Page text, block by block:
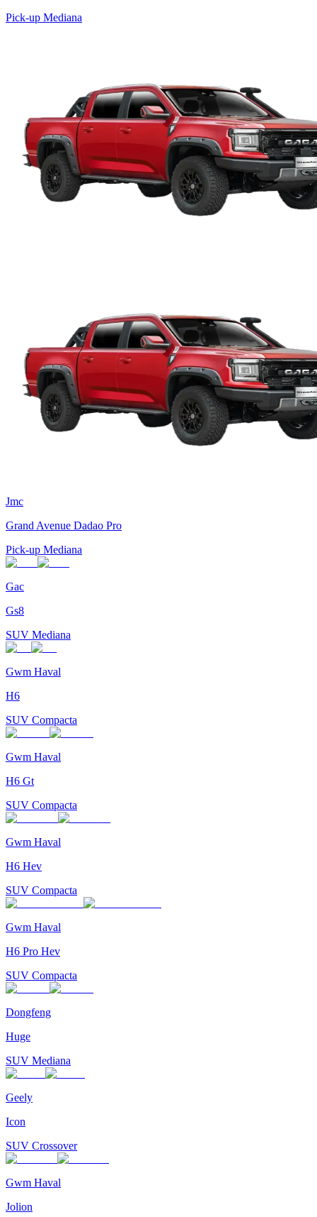
Pick-up Mediana
Jmc
Grand Avenue Dadao Pro
Pick-up Mediana
Gac
Gs8
SUV Mediana
Gwm Haval
H6
SUV Compacta
Gwm Haval
H6 Gt
SUV Compacta
Gwm Haval
H6 Hev
SUV Compacta
Gwm Haval
H6 Pro Hev
SUV Compacta
Dongfeng
Huge
SUV Mediana
Geely
Icon
SUV Crossover
Gwm Haval
Jolion